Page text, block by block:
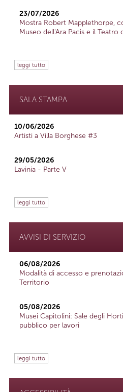
23/07/2026
Mostra Robert Mapplethorpe,
Museo dell'Ara Pacis e il Teatro
leggi tutto
SALA STAMPA
10/06/2026
Artisti a Villa Borghese #3
29/05/2026
Lavinia - Parte V
leggi tutto
AVVISI DI SERVIZIO
06/08/2026
Modalità di accesso e
Territorio
05/08/2026
Musei Capitolini: Sale degli
pubblico per lavori
leggi tutto